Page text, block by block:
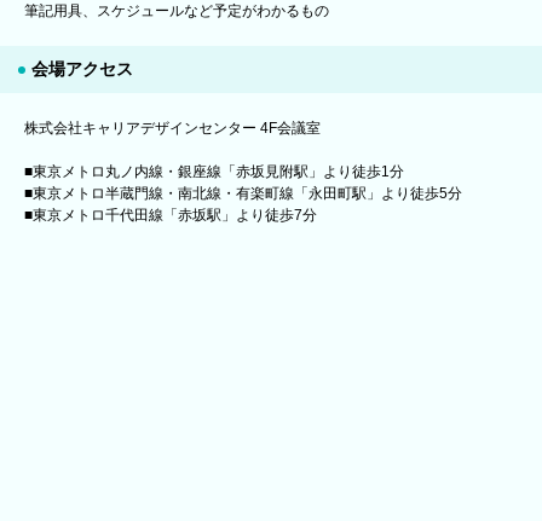
筆記用具、スケジュールなど予定がわかるもの
会場アクセス
株式会社キャリアデザインセンター 4F会議室
■東京メトロ丸ノ内線・銀座線「赤坂見附駅」より徒歩1分
■東京メトロ半蔵門線・南北線・有楽町線「永田町駅」より徒歩5分
■東京メトロ千代田線「赤坂駅」より徒歩7分